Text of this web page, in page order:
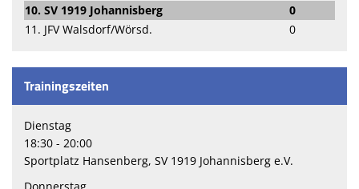
10. SV 1919 Johannisberg
0
11. JFV Walsdorf/Wörsd.
0
Trainingszeiten
Dienstag
18:30 - 20:00
Sportplatz Hansenberg, SV 1919 Johannisberg e.V.